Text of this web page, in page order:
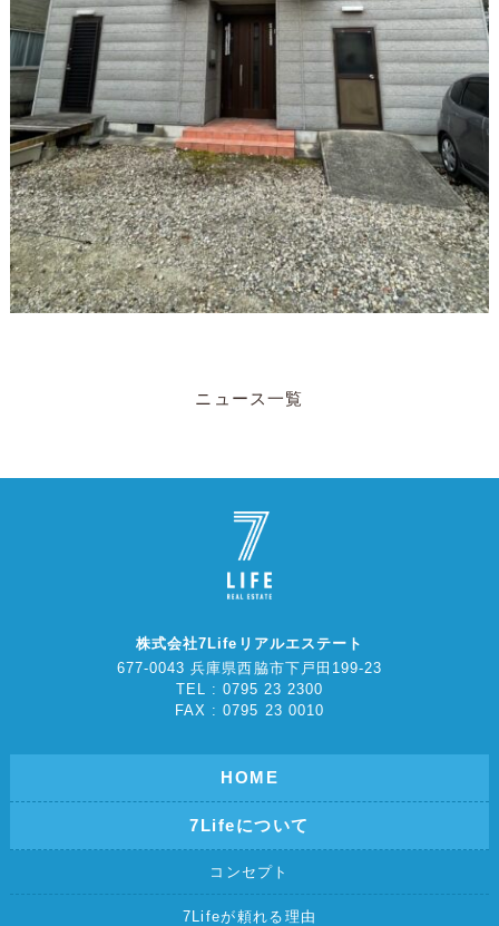
ニュース一覧
株式会社7Lifeリアルエステート
677-0043 兵庫県西脇市下戸田199-23
TEL : 0795 23 2300
FAX : 0795 23 0010
HOME
7Lifeについて
コンセプト
7Lifeが頼れる理由